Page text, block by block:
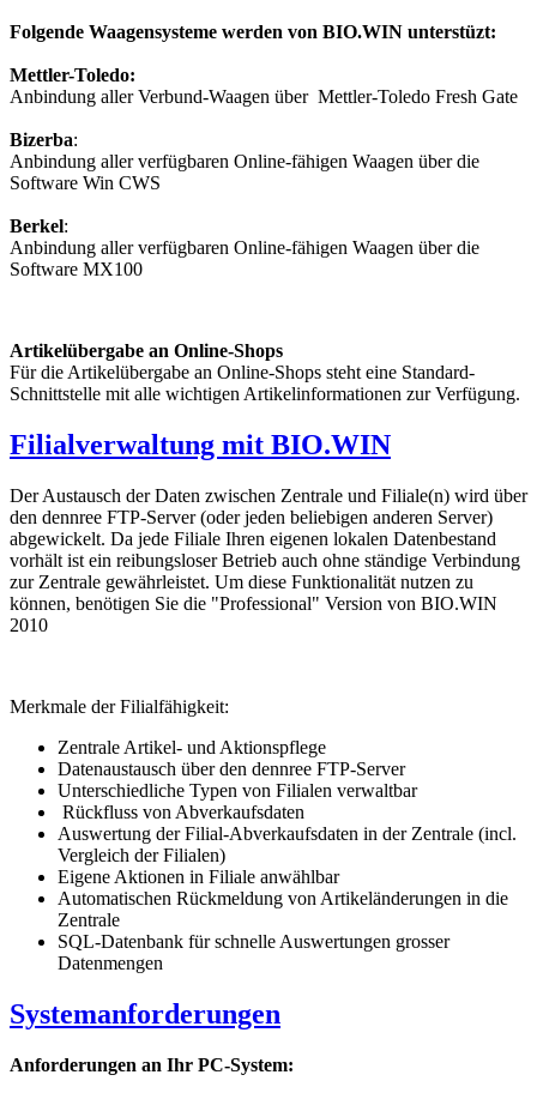
Folgende Waagensysteme werden von BIO.WIN unterstüzt:
Mettler-Toledo:
Anbindung aller Verbund-Waagen über Mettler-Toledo Fresh Gate
Bizerba:
Anbindung aller verfügbaren Online-fähigen Waagen über die
Software Win CWS
Berkel:
Anbindung aller verfügbaren Online-fähigen Waagen über die
Software MX100
Artikelübergabe an Online-Shops
Für die Artikelübergabe an Online-Shops steht eine Standard-
Schnittstelle mit alle wichtigen Artikelinformationen zur Verfügung.
Filialverwaltung mit BIO.WIN
Der Austausch der Daten zwischen Zentrale und Filiale(n) wird über
den dennree FTP-Server (oder jeden beliebigen anderen Server)
abgewickelt. Da jede Filiale Ihren eigenen lokalen Datenbestand
vorhält ist ein reibungsloser Betrieb auch ohne ständige Verbindung
zur Zentrale gewährleistet. Um diese Funktionalität nutzen zu
können, benötigen Sie die "Professional" Version von BIO.WIN
2010
Merkmale der Filialfähigkeit:
Zentrale Artikel- und Aktionspflege
Datenaustausch über den dennree FTP-Server
Unterschiedliche Typen von Filialen verwaltbar
Rückfluss von Abverkaufsdaten
Auswertung der Filial-Abverkaufsdaten in der Zentrale (incl.
Vergleich der Filialen)
Eigene Aktionen in Filiale anwählbar
Automatischen Rückmeldung von Artikeländerungen in die
Zentrale
SQL-Datenbank für schnelle Auswertungen grosser
Datenmengen
Systemanforderungen
Anforderungen an Ihr PC-System: